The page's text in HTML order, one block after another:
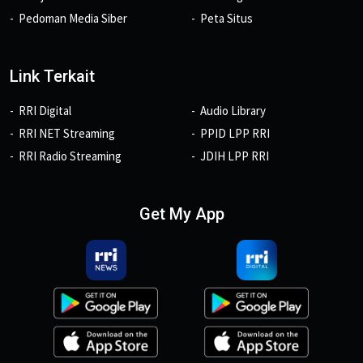
Pedoman Media Siber
Peta Situs
Link Terkait
RRI Digital
RRI NET Streaming
RRI Radio Streaming
Audio Library
PPID LPP RRI
JDIH LPP RRI
Get My App